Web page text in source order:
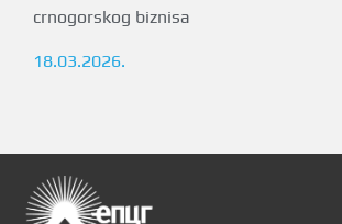
crnogorskog biznisa
18.03.2026.